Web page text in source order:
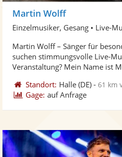
Martin Wolff
Einzelmusiker, Gesang • Live-
Martin Wolff – Sänger für
suchen stimmungsvolle Live-
Veranstaltung? Mein Name ist
Standort: Halle (DE) -61 km
Gage: auf Anfrage